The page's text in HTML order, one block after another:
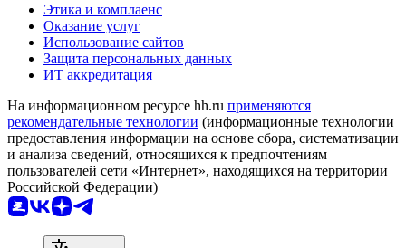
Этика и комплаенс
Оказание услуг
Использование сайтов
Защита персональных данных
ИТ аккредитация
На информационном ресурсе hh.ru применяются
рекомендательные технологии (информационные технологии
предоставления информации на основе сбора, систематизации
и анализа сведений, относящихся к предпочтениям
пользователей сети «Интернет», находящихся на территории
Российской Федерации)